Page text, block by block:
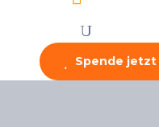
Spende jetzt